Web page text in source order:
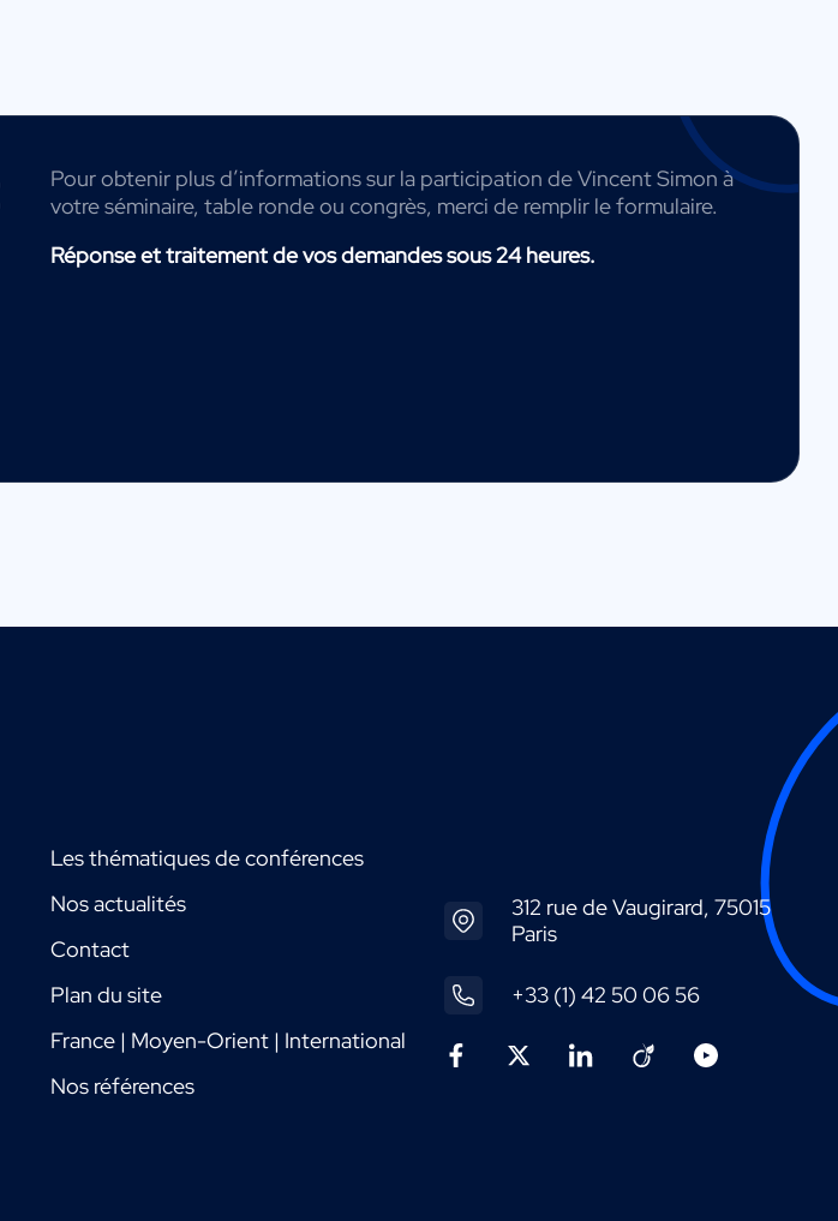
Pour obtenir plus d’informations sur la participation de Vincent Simon à
votre séminaire, table ronde ou congrès, merci de remplir le formulaire.
Réponse et traitement de vos demandes sous 24 heures.
Les thématiques de conférences
Nos actualités
Contact
Plan du site
France | Moyen-Orient | International
Nos références
312 rue de Vaugirard, 75015
Paris
+33 (1) 42 50 06 56